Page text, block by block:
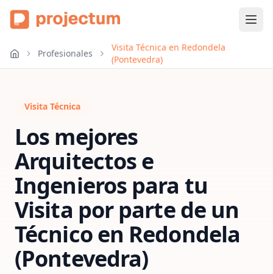
Profesionales
Visita Técnica en Redondela
(Pontevedra)
Visita Técnica
Los mejores
Arquitectos e
Ingenieros para tu
Visita por parte de un
Técnicoen Redondela
(Pontevedra)